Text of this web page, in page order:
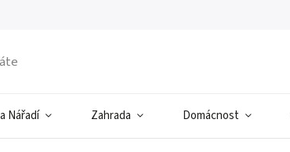
Nářadí Zahrada Domácnost